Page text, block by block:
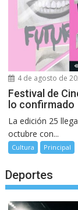
4 de agosto de
Festival de
lo confirmado
La edición 25
octubre con...
Cultura Principal
Deportes